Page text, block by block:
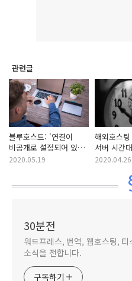
관련글
블루호스트: '연결이
비공개로 설정되어 있지
않습니다' 오류가
2020.05.19
해외호스
서버 시간
변경하는 방
2020.04.26
30분전
워드프레스, 번역, 웹호스팅, 티
소식을 전합니다.
구독하기